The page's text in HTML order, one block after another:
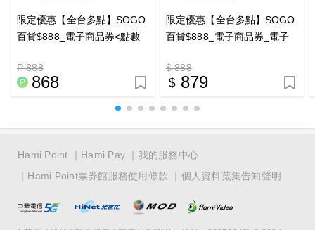
限定優惠【全台多點】SOGO
百貨$888_電子商品券<點數
P 888
868
限定優惠【全台多點】SOGO
百貨$888_電子商品券_電子
$ 888
879
Hami Point Hami Pay
我的服務中心
Hami Point票券館服務使用條款
個人資料蒐集告知聲明